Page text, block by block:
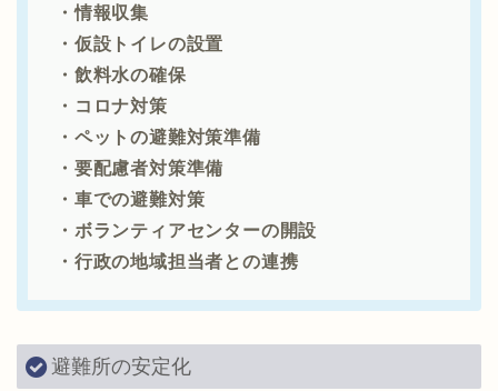
・情報収集
・仮設トイレの設置
・飲料水の確保
・コロナ対策
・ペットの避難対策準備
・要配慮者対策準備
・車での避難対策
・ボランティアセンターの開設
・行政の地域担当者との連携
避難所の安定化